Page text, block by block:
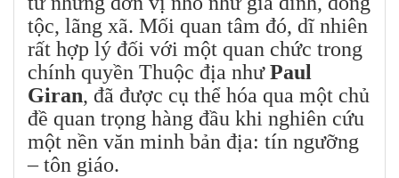
tộc, lãng xã. Mối quan tâm đó, dĩ nhiên
rất hợp lý đối với một quan chức trong
chính quyền Thuộc địa nhưPaul
Giran, đã được cụ thể hóa qua một chủ
đề quan trọng hàng đầu khi nghiên cứu
một nền văn minh bản địa: tín ngưỡng
– tôn giáo.